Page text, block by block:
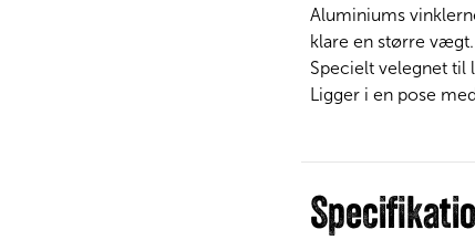
Aluminiums
klare en større vægt.
Specielt velegnet til
Ligger i en pose